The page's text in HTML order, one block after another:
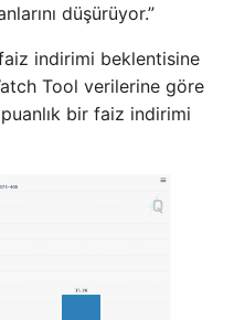
düşürüyor.”
indirimi beklentisine
Tool verilerine göre
bir faiz indirimi